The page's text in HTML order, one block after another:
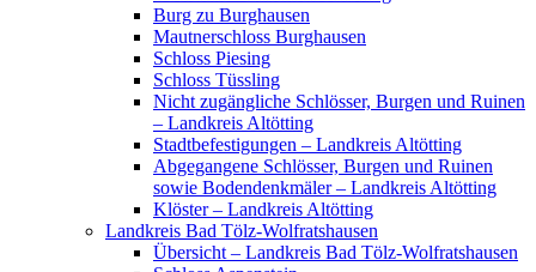
Burg zu Burghausen
Mautnerschloss Burghausen
Schloss Piesing
Schloss Tüssling
Nicht zugängliche Schlösser, Burgen und Ruinen
– Landkreis Altötting
Stadtbefestigungen – Landkreis Altötting
Abgegangene Schlösser, Burgen und Ruinen
sowie Bodendenkmäler – Landkreis Altötting
Klöster – Landkreis Altötting
Landkreis Bad Tölz-Wolfratshausen
Übersicht – Landkreis Bad Tölz-Wolfratshausen